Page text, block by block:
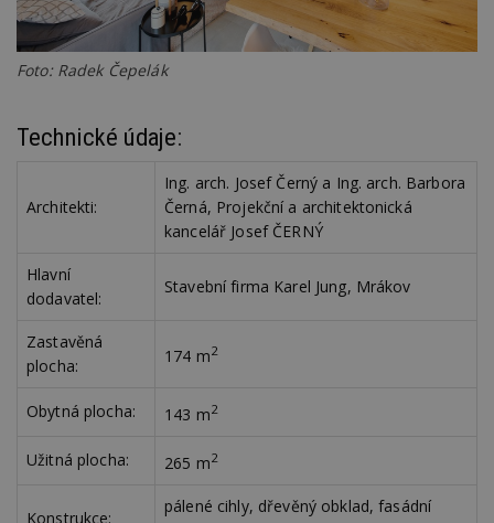
Foto: Radek Čepelák
Technické údaje:
Architekti:
Ing. arch. Josef Černý a Ing. arch. Barbora
Černá, Projekční a architektonická
kancelář Josef ČERNÝ
Hlavní
dodavatel:
Stavební firma Karel Jung, Mrákov
Zastavěná
plocha:
174 m2
Obytná plocha: 143 m2
Užitná plocha: 265 m2
Konstrukce:
pálené cihly, dřevěný obklad, fasádní
Název
Provider/
Doména
Vyprší
_hjIncludedInPageviewSample
_dc_gtm_UA-53599847-1
.estav.cz